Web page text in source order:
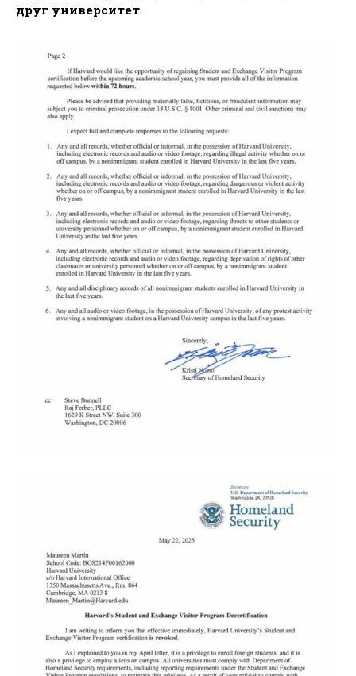
друг университет.